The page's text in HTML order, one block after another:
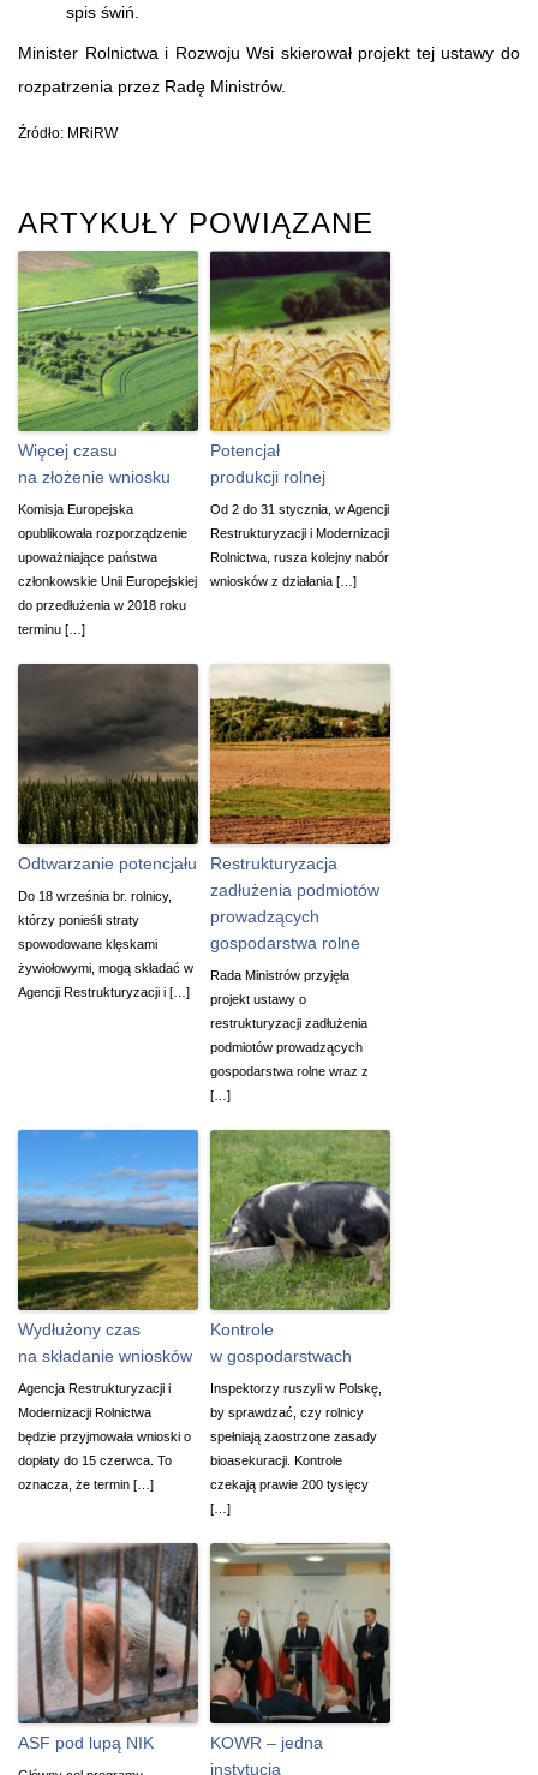
spis świń.
Minister Rolnictwa i Rozwoju Wsi skierował projekt tej ustawy do
rozpatrzenia przez Radę Ministrów.
Źródło: MRiRW
ARTYKUŁY POWIĄZANE
Więcej czasu
na złożenie wniosku
Komisja Europejska
opublikowała rozporządzenie
upoważniające państwa
członkowskie Unii Europejskiej
do przedłużenia w 2018 roku
terminu […]
Potencjał
produkcji rolnej
Od 2 do 31 stycznia, w Agencji
Restrukturyzacji i Modernizacji
Rolnictwa, rusza kolejny nabór
wniosków z działania […]
Odtwarzanie potencjału
Do 18 września br. rolnicy,
którzy ponieśli straty
spowodowane klęskami
żywiołowymi, mogą składać w
Agencji Restrukturyzacji i […]
Restrukturyzacja
zadłużenia podmiotów
prowadzących
gospodarstwa rolne
Rada Ministrów przyjęła
projekt ustawy o
restrukturyzacji zadłużenia
podmiotów prowadzących
gospodarstwa rolne wraz z
[…]
Wydłużony czas
na składanie wniosków
Agencja Restrukturyzacji i
Modernizacji Rolnictwa
będzie przyjmowała wnioski o
dopłaty do 15 czerwca. To
oznacza, że termin […]
Kontrole
w gospodarstwach
Inspektorzy ruszyli w Polskę,
by sprawdzać, czy rolnicy
spełniają zaostrzone zasady
bioasekuracji. Kontrole
czekają prawie 200 tysięcy
[…]
ASF pod lupą NIK
KOWR – jedna
instytucja